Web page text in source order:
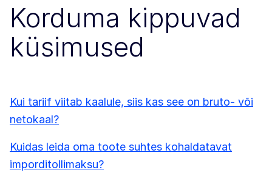
Korduma kippuvad
küsimused
Kui tariif viitab kaalule, siis kas see on bruto- või
netokaal?
Kuidas leida oma toote suhtes kohaldatavat
imporditollimaksu?